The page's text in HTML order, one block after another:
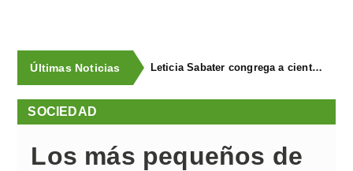
Últimas Noticias Leticia Sabater congrega a cientos de personas en las fiestas de San Lorenzo de Ferroñes
SOCIEDAD
Los más pequeños de